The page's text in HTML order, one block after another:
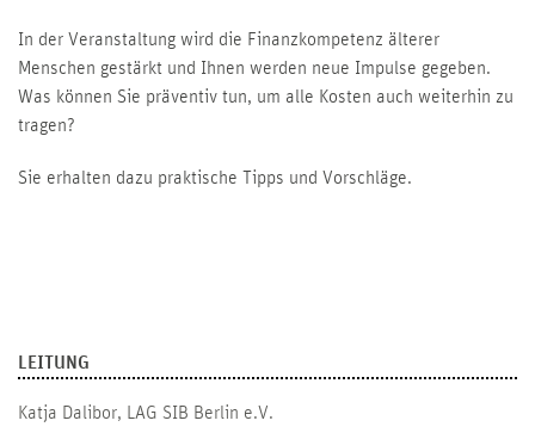
In der Veranstaltung wird die Finanzkompetenz älterer
Menschen gestärkt und Ihnen werden neue Impulse gegeben.
Was können Sie präventiv tun, um alle Kosten auch weiterhin zu
tragen?
Sie erhalten dazu praktische Tipps und Vorschläge.
LEITUNG
Katja Dalibor, LAG SIB Berlin e.V.